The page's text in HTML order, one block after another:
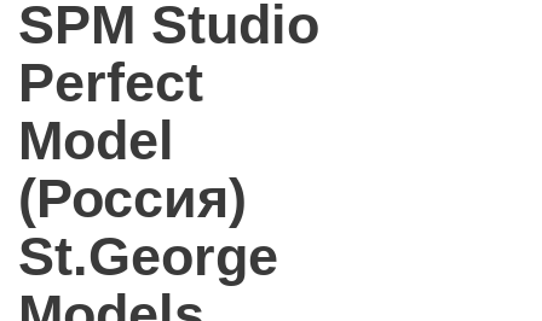
SPM Studio
Perfect
Model
(Россия)
St.George